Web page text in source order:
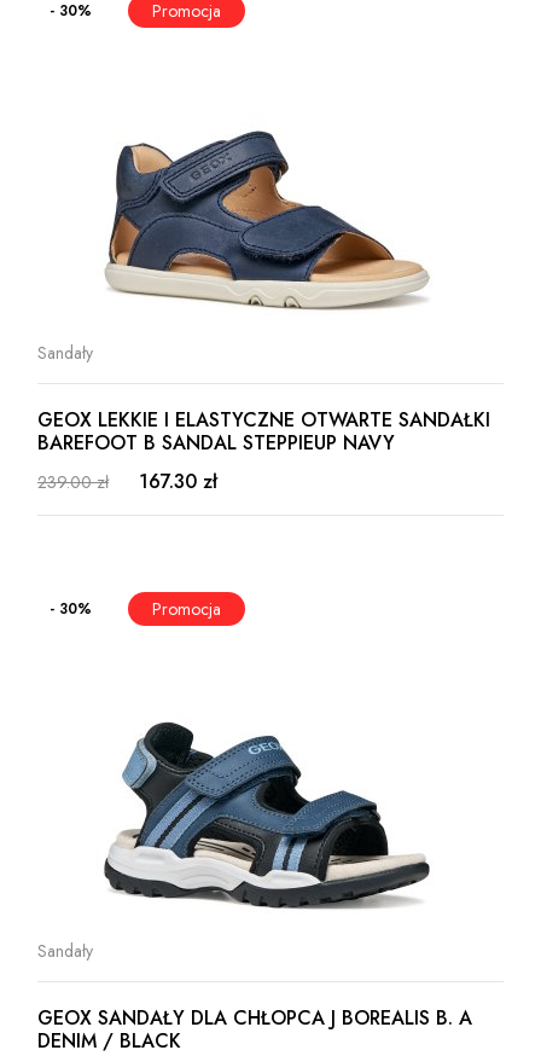
- 30%
Sandały
GEOX LEKKIE I ELASTYCZNE OTWARTE SANDAŁKI
BAREFOOT B SANDAL STEPPIEUP NAVY
239.00 zł 167.30 zł
- 30%
Sandały
GEOX SANDAŁY DLA CHŁOPCA J BOREALIS B. A
DENIM / BLACK